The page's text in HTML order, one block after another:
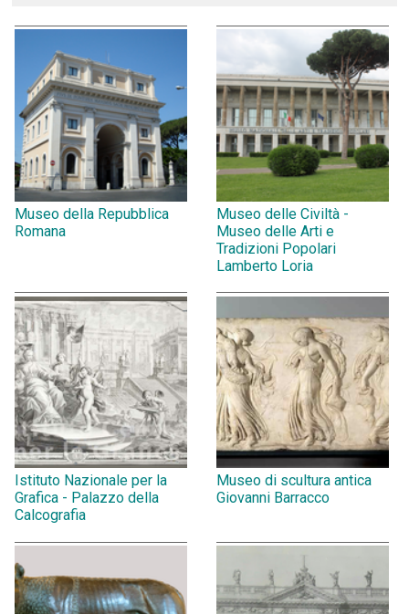
Museo della Repubblica
Romana
Museo delle Civiltà -
Museo delle Arti e
Tradizioni Popolari
Lamberto Loria
Istituto Nazionale per la
Grafica - Palazzo della
Calcografia
Museo di scultura antica
Giovanni Barracco